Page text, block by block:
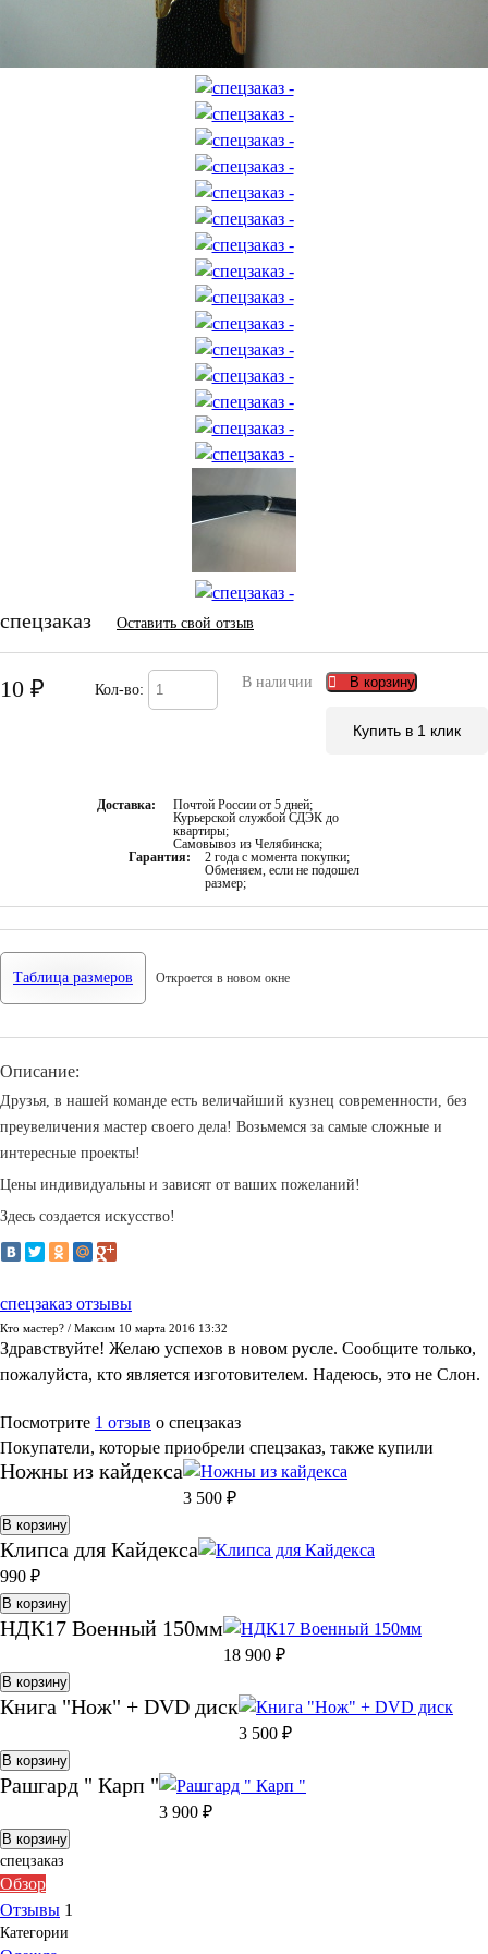
спецзаказ Оставить свой отзыв
10 ₽ Кол-во: В наличии В корзину
Купить в 1 клик
Доставка:
Почтой России от 5 дней;
Курьерской службой СДЭК до
квартиры;
Самовывоз из Челябинска;
Гарантия:
2 года с момента покупки;
Обменяем, если не подошел
размер;
Таблица размеров Откроется в новом окне
Описание:
Друзья, в нашей команде есть величайший кузнец современности, без
преувеличения мастер своего дела! Возьмемся за самые сложные и
интересные проекты!
Цены индивидуальны и зависят от ваших пожеланий!
Здесь создается искусство!
спецзаказ отзывы
Кто мастер? / Максим 10 марта 2016 13:32
Здравствуйте! Желаю успехов в новом русле. Сообщите только,
пожалуйста, кто является изготовителем. Надеюсь, это не Слон.
Посмотрите 1 отзыв о спецзаказ
Покупатели, которые приобрели спецзаказ, также купили
Ножны из кайдекса
3 500 ₽
В корзину
Клипса для Кайдекса
990 ₽
В корзину
НДК17 Военный 150мм
18 900 ₽
В корзину
Книга "Нож" + DVD диск
3 500 ₽
В корзину
Рашгард " Карп "
3 900 ₽
В корзину
спецзаказ
Обзор
Отзывы 1
Категории